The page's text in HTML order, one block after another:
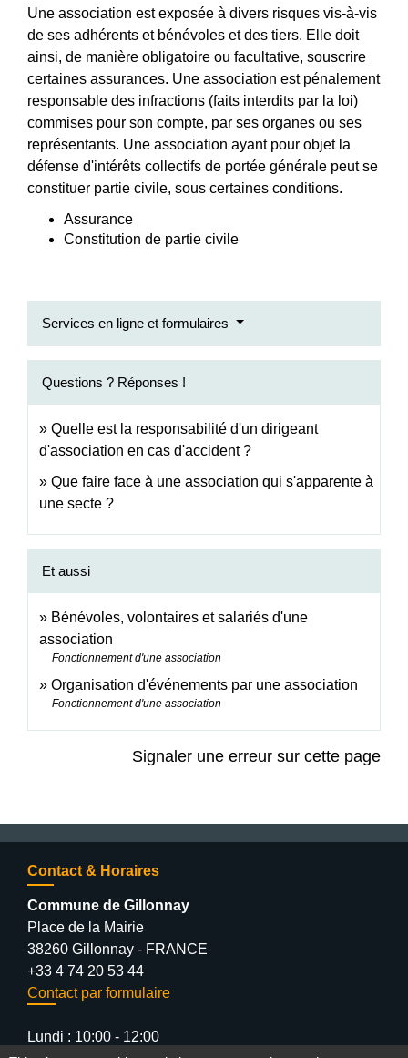
Une association est exposée à divers risques vis-à-vis
de ses adhérents et bénévoles et des tiers. Elle doit
ainsi, de manière obligatoire ou facultative, souscrire
certaines assurances. Une association est pénalement
responsable des infractions (faits interdits par la loi)
commises pour son compte, par ses organes ou ses
représentants. Une association ayant pour objet la
défense d'intérêts collectifs de portée générale peut se
constituer partie civile, sous certaines conditions.
Assurance
Constitution de partie civile
Services en ligne et formulaires
Questions ? Réponses !
Quelle est la responsabilité d'un dirigeant
d'association en cas d'accident ?
Que faire face à une association qui s'apparente à
une secte ?
Et aussi
Bénévoles, volontaires et salariés d'une
association
Fonctionnement d'une association
Organisation d'événements par une association
Fonctionnement d'une association
Signaler une erreur sur cette page
Contact & Horaires
Commune de Gillonnay
Place de la Mairie
38260 Gillonnay - FRANCE
+33 4 74 20 53 44
Contact par formulaire
Lundi : 10:00 - 12:00